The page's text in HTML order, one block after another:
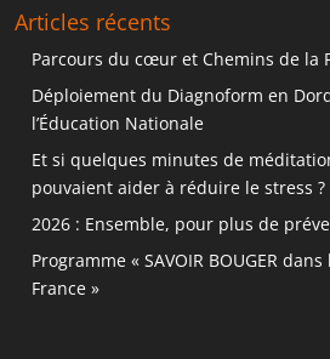
Articles récents
Parcours du cœur et Chemins de la
Déploiement du Diagnoform en
l’Éducation Nationale
Et si quelques minutes de
pouvaient aider à réduire le stress ?
2026 : Ensemble, pour plus de
Programme « SAVOIR BOUGER
France »